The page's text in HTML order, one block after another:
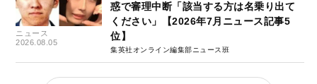
ニュース
2026.08.05
惑で審理中断「該当する方は名乗り出て
ください」【2026年7月ニュース記事5
位】
集英社オンライン編集部ニュース班